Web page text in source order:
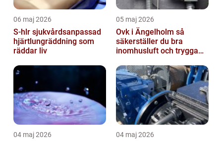
06 maj 2026
S-hlr sjukvårdsanpassad
hjärtlungräddning som
räddar liv
05 maj 2026
Ovk i Ängelholm så
säkerställer du bra
inomhusluft och trygga
04 maj 2026 04 maj 2026